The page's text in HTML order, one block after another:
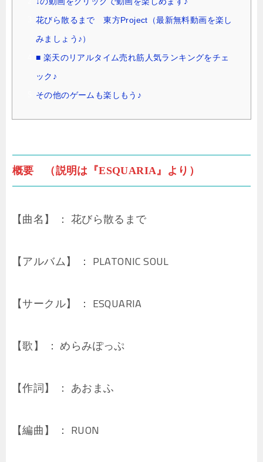
花びら散るまで 東方Project（最新無料動画を楽し
みましょう♪）
■ 楽天のリアルタイム売れ筋人気ランキングをチェ
ック♪
その他のゲームも楽しもう♪
概要 （説明は『ESQUARIA』より）
【曲名】 ： 花びら散るまで
【アルバム】 ： PLATONIC SOUL
【サークル】 ： ESQUARIA
【歌】 ： めらみぽっぷ
【作詞】 ： あおまふ
【編曲】 ： RUON